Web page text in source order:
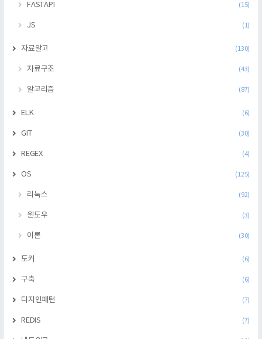
FASTAPI (15)
JS (1)
자료알고 (130)
자료구조 (43)
알고리즘 (87)
ELK (6)
GIT (30)
REGEX (4)
OS (125)
리눅스 (92)
윈도우 (3)
이론 (30)
도커 (6)
구축 (6)
디자인패턴 (7)
REDIS (7)